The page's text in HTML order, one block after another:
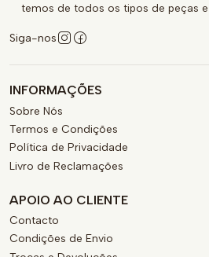
temos de todos os tipos de peças
Siga-nos
INFORMAÇÕES
Sobre Nós
Termos e Condições
Política de Privacidade
Livro de Reclamações
APOIO AO CLIENTE
Contacto
Condições de Envio